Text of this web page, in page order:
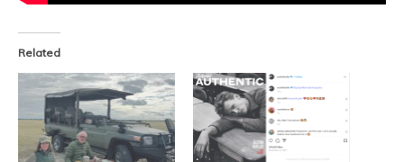
Related